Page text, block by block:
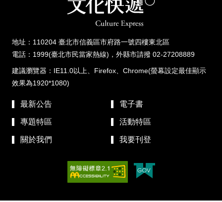
地址：110204 臺北市信義區市府路一號四樓東北區
電話：1999(臺北市民當家熱線)，外縣市請撥 02-27208889
建議瀏覽器：IE11.0以上、Firefox、Chrome(螢幕設定最佳顯示
效果為1920*1080)
最新公告 電子書
專題特區 活動特區
關於我們 我要刊登